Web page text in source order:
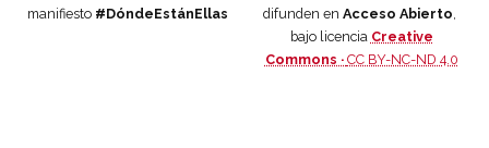
manifiesto #DóndeEstánEllas
difunden en Acceso Abierto
bajo licencia Creative
Commons · CC BY-NC-ND 4.0